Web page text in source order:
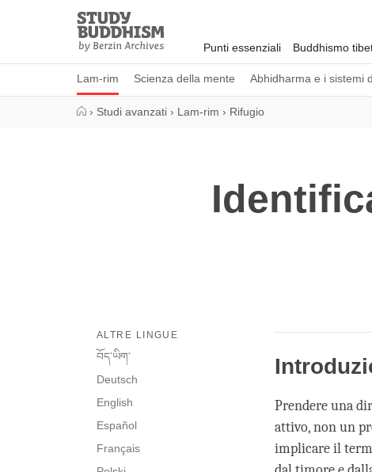
Study
Buddhism
Home
Punti essenziali Buddhismo
Lam-rim Scienza della mente Abhidharma e i sistemi
› Studi avanzati › Lam-rim › Rifugio
ALTRE LINGUE
བོད་ཡིག་
Deutsch
English
Español
Français
Prendere una
attivo, non un
implicare il